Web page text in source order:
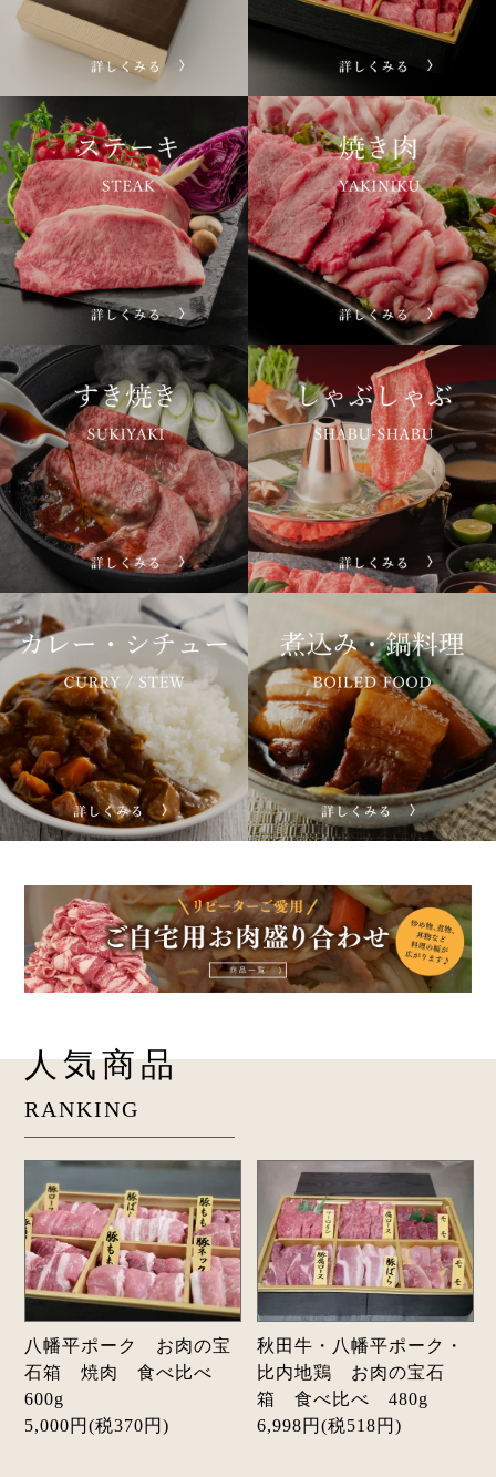
人気商品
RANKING
八幡平ポーク お肉の宝
石箱 焼肉 食べ比べ
600g
5,000円(税370円)
秋田牛・八幡平ポーク・
比内地鶏 お肉の宝石
箱 食べ比べ 480g
6,998円(税518円)